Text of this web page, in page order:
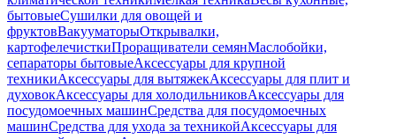
бытовыеСушилки для овощей и
фруктовВакууматорыОткрывалки,
картофелечисткиПроращиватели семянМаслобойки,
сепараторы бытовыеАксессуары для крупной
техникиАксессуары для вытяжекАксессуары для плит и
духовокАксессуары для холодильниковАксессуары для
посудомоечных машинСредства для посудомоечных
машинСредства для ухода за техникойАксессуары для